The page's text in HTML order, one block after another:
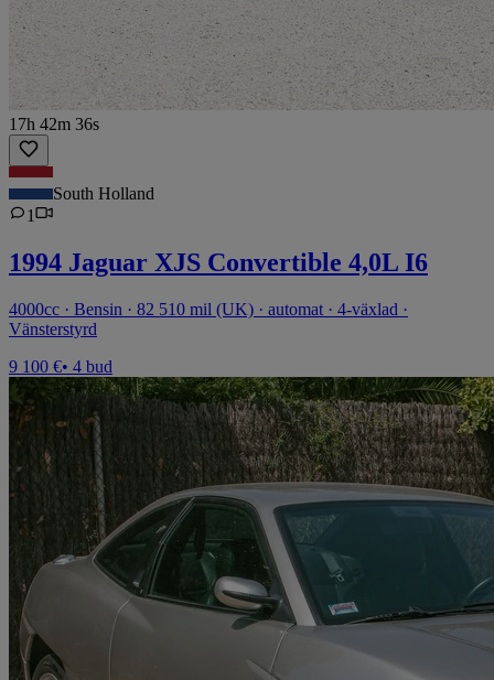
17h 42m 36s
South Holland
1
1994 Jaguar XJS Convertible 4,0L I6
4000cc · Bensin · 82 510 mil (UK) · automat · 4-växlad ·
Vänsterstyrd
9 100 €• 4 bud